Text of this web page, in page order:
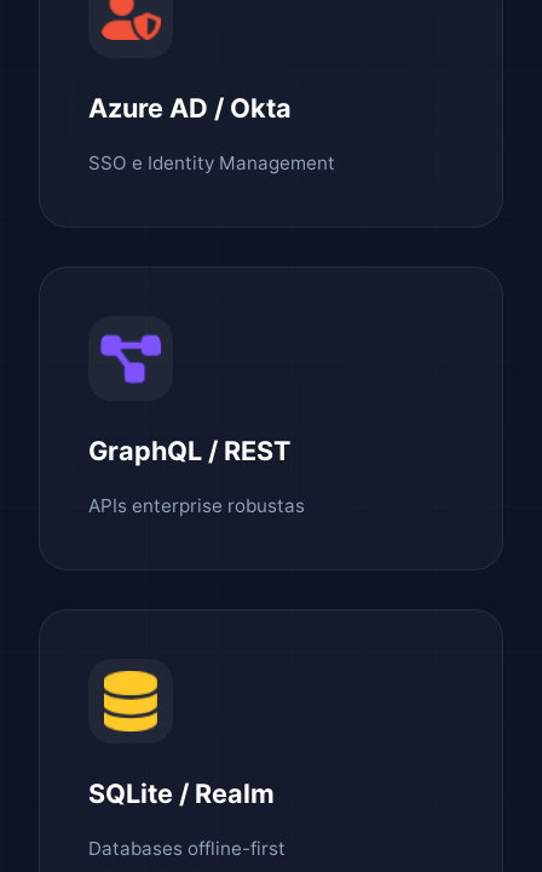
Azure AD / Okta
SSO e Identity Management
GraphQL / REST
APIs enterprise robustas
SQLite / Realm
Databases offline-first